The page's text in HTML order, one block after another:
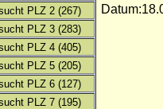
PLZ 2 (267)
PLZ 3 (283)
PLZ 4 (405)
PLZ 5 (205)
PLZ 6 (127)
PLZ 7 (195)